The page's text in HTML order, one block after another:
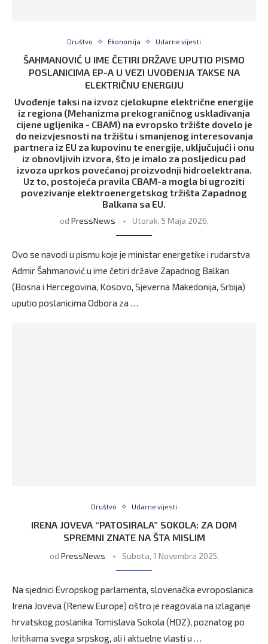
Društvo Ekonomija Udarne vijesti
ŠAHMANOVIĆ U IME ČETIRI DRŽAVE UPUTIO PISMO
POSLANICIMA EP-A U VEZI UVOĐENJA TAKSE NA
ELEKTRIČNU ENERGIJU
Uvođenje taksi na izvoz cjelokupne električne energije
iz regiona (Mehanizma prekograničnog usklađivanja
cijene ugljenika - CBAM) na evropsko tržište dovelo je
do neizvjesnosti na tržištu i smanjenog interesovanja
partnera iz EU za kupovinu te energije, uključujući i onu
iz obnovljivih izvora, što je imalo za posljedicu pad
izvoza uprkos povećanoj proizvodnji hidroelektrana.
Uz to, postojeća pravila CBAM-a mogla bi ugroziti
povezivanje elektroenergetskog tržišta Zapadnog
Balkana sa EU.
od PressNews Utorak, 5 Maja 2026,
Ovo se navodi u pismu koje je ministar energetike i rudarstva
Admir Šahmanović u ime četiri države Zapadnog Balkan
(Bosna i Hercegovina, Kosovo, Sjeverna Makedonija, Srbija)
uputio poslanicima Odbora za …
Društvo Udarne vijesti
IRENA JOVEVA “PATOSIRALA” SOKOLA: ZA DOM
SPREMNI ZNATE NA ŠTA MISLIM
od PressNews Subota, 1 Novembra 2025,
Na sjednici Evropskog parlamenta, slovenačka evroposlanica
Irena Joveva (Renew Europe) oštro je reagovala na izlaganje
hrvatskog poslanika Tomislava Sokola (HDZ), poznatog po
kritikama svega srpskog, ali i aktuelne vlasti u …